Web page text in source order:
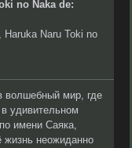
no Naka de:
Naru Toki no
волшебный мир, где
удивительном
имени Саяка,
жизнь неожиданно